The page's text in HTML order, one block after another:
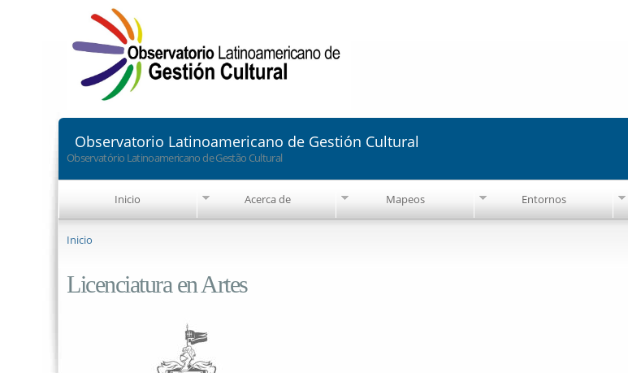
Observatorio Latinoamericano de Gestión Cultural
Observatório Latinoamericano de Gestão Cultural
Inicio Acerca de Mapeos Entornos
Inicio
Licenciatura en Artes